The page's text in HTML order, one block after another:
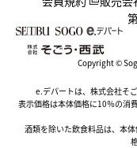
Copyright ©
e.デパートは、株式会社そ
表示価格は本体価格に10％の消
酒類を除いた飲食料品は、本